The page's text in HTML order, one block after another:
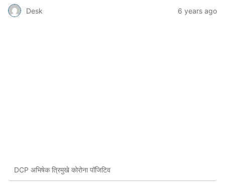
Desk 6 years ago
DCP अभिषेक त्रिमुखे कोरोना पॉजिटिव